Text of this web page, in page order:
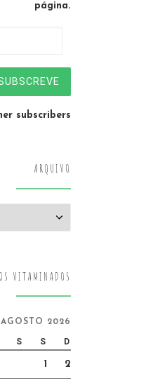
página.
subscribers
ARQUIVO
VITAMINADOS
AGOSTO 2026
S S D
1 2